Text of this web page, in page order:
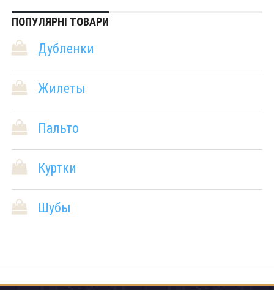
ПОПУЛЯРНІ ТОВАРИ
Дубленки
Жилеты
Пальто
Куртки
Шубы